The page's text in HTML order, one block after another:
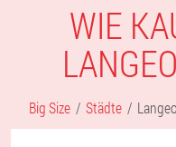
WIE
Big Size Städte